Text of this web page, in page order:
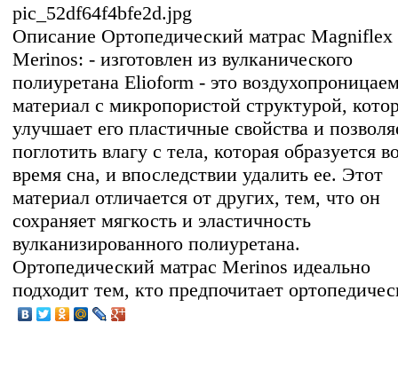
pic_52df64f4bfe2d.jpg
Описание Ортопедический матрас Magniflex
Merinos: - изготовлен из вулканического
полиуретана Elioform - это
материал с микропористой структурой,
улучшает его пластичные свойства и
поглотить влагу с тела, которая образуется
время сна, и впоследствии удалить ее. Этот
материал отличается от других, тем, что он
сохраняет мягкость и эластичность
вулканизированного полиуретана.
Ортопедический матрас Merinos идеально
подходит тем, кто предпочитает